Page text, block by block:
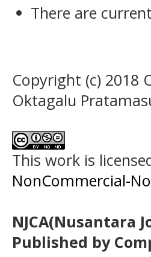
There are
Copyright (c) 2018
Oktagalu
This work is
NonCommercial-
NJCA(Nusantara
Published by